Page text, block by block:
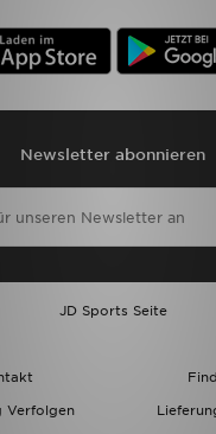
Newsletter abonnieren
JD Sports Seite
Verfolgen